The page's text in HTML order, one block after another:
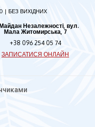
| БЕЗ ВИХІДНИХ
Незалежності, вул.
Мала Житомирська, 7
+38 096 254 05 74
ЗАПИСАТИСЯ ОНЛАЙН